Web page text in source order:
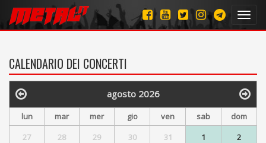
CALENDARIO DEI CONCERTI
agosto 2026
lun mar mer gio ven sab
dom
27
28 29 30 31 1 2